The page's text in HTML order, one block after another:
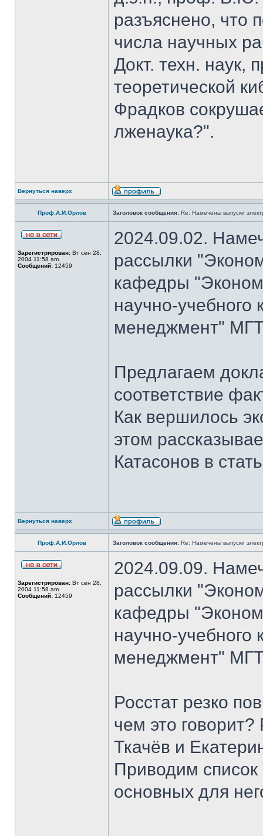
разъяснено, что
числа научных
Докт. техн. наук,
теоретической
Фрадков
лженаука?".
Вернуться наверх
Проф.А.И.Орлов Заголовок сообщения: Re: Намечены выпуски
Зарегистрирован: Вт сен 28,
2004 11:58 am
Сообщений: 12459
2024.09.02.
рассылки
кафедры
научно-
менеджмент"
Предлагаем
соответствие
Как вершилось
этом
Катасонов в
Вернуться наверх
Проф.А.И.Орлов Заголовок сообщения: Re: Намечены выпуски
Зарегистрирован: Вт сен 28,
2004 11:58 am
Сообщений: 12459
2024.09.09.
рассылки
кафедры
научно-
менеджмент"
Росстат резко
чем это
Ткачёв и
Приводим
основных для